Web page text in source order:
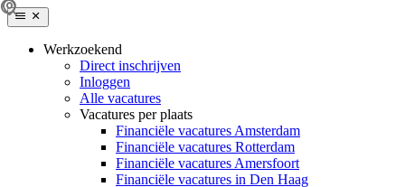
Werkzoekend
Direct inschrijven
Inloggen
Alle vacatures
Vacatures per plaats
Financiële vacatures Amsterdam
Financiële vacatures Rotterdam
Financiële vacatures Amersfoort
Financiële vacatures in Den Haag